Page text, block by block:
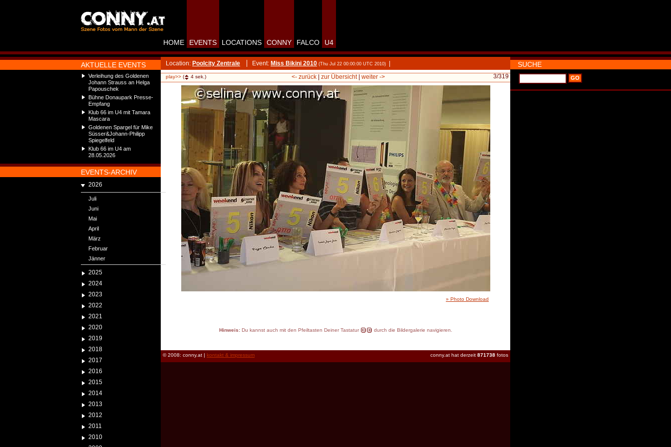
AKTUELLE EVENTS
Verleihung des Goldenen
Johann Strauss an Helga
Papouschek
Bühne Donaupark Presse-
Empfang
Klub 66 im U4 mit Tamara
Mascara
Goldenen Spargel für Mike
Süsser&Johann-Philipp
Spiegelfeld
Klub 66 im U4 am
28.05.2026
EVENTS-ARCHIV
2026
Juli
Juni
Mai
April
März
Februar
Jänner
2025
2024
2023
2022
2021
2020
2019
2018
2017
2016
2015
2014
2013
2012
2011
2010
HOME EVENTS LOCATIONS CONNY FALCO U4
Location: Poolcity Zentrale Event: Miss Bikini 2010 (Thu Jul 22 00:00:00 UTC 2010)
play>> ( 4 sek.) 3/319
<- zurück| zur Übersicht| weiter ->
» Photo Download
Hinweis:Du kannst auch mit den Pfeiltasten Deiner Tastatur durch die Bildergalerie navigieren.
conny.at hat derzeit 871738 fotos
© 2008: conny.at | kontakt & impressum
SUCHE